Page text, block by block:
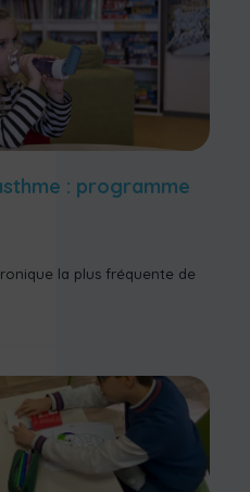
: programme
la plus fréquente de